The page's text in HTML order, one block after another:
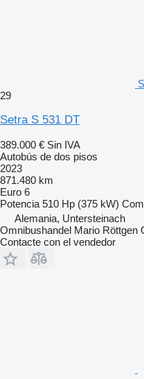
29
Setra S 531 DT
389.000 € Sin IVA
Autobús de dos pisos
2023
871.480 km
Euro 6
Potencia 510 Hp (375 kW)
Alemania, Untersteinach
Omnibushandel Mario Röttgen
Contacte con el vendedor